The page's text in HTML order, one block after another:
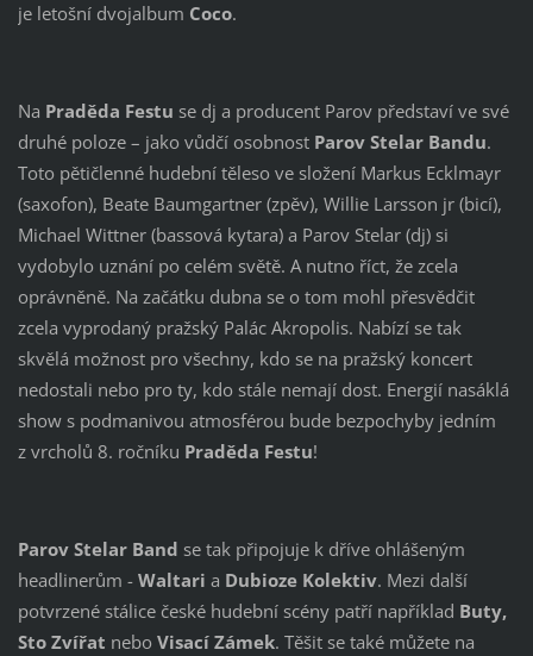
je letošní dvojalbum Coco.
Na Praděda Festu se dj a producent Parov představí ve své
druhé poloze – jako vůdčí osobnost Parov Stelar Bandu.
Toto pětičlenné hudební těleso ve složení Markus Ecklmayr
(saxofon), Beate Baumgartner (zpěv), Willie Larsson jr (bicí),
Michael Wittner (bassová kytara) a Parov Stelar (dj) si
vydobylo uznání po celém světě. A nutno říct, že zcela
oprávněně. Na začátku dubna se o tom mohl přesvědčit
zcela vyprodaný pražský Palác Akropolis. Nabízí se tak
skvělá možnost pro všechny, kdo se na pražský koncert
nedostali nebo pro ty, kdo stále nemají dost. Energií nasáklá
show s podmanivou atmosférou bude bezpochyby jedním
z vrcholů 8. ročníku Praděda Festu!
Parov Stelar Band se tak připojuje k dříve ohlášeným
headlinerům - Waltari a Dubioze Kolektiv. Mezi další
potvrzené stálice české hudební scény patří například Buty,
Sto Zvířat nebo Visací Zámek. Těšit se také můžete na